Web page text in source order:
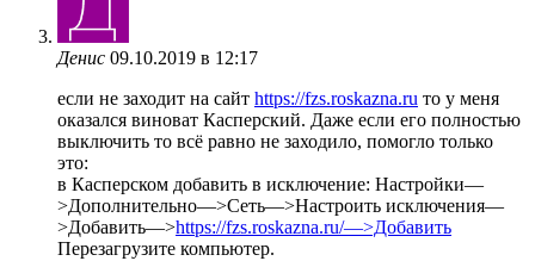
Денис 09.10.2019 в 12:17
если не заходит на сайт https://fzs.roskazna.ru то у меня
оказался виноват Касперский. Даже если его полностью
выключить то всё равно не заходило, помогло только
это:
в Касперском добавить в исключение: Настройки—
>Дополнительно—>Сеть—>Настроить исключения—
>Добавить—>https://fzs.roskazna.ru/—>Добавить
Перезагрузите компьютер.